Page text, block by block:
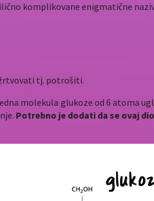
komplikovane enigmatične
tj. potrošiti.
molekula glukoze od 6 atoma
Potrebno je dodati da se ovaj